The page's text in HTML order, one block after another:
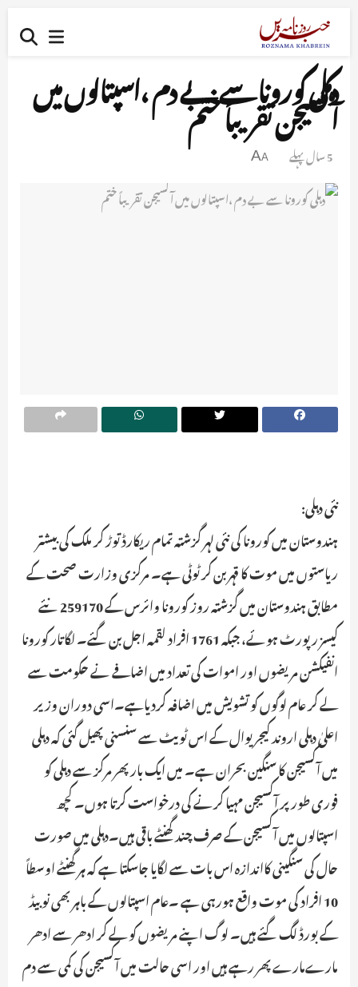
دہلی کورونا سے بے دم ،اسپتالوں میں
آکسیجن تقریباً ختم
5 سال پہلے A
A
نئی دہلی:
ہندوستان میں کورونا کی نئی لہر گزشتہ تمام ریکارڈ توڑ کر ملک کی بیشتر
ریاستوں میں موت کا قہر بن کر ٹوٹی ہے۔ مرکزی وزارت صحت کے
مطابق ہندوستان میں گزشتہ روز کورونا وائرس کے 259170 نئے
کیسز رپورٹ ہوئے، جبکہ 1761 افراد لقمہ اجل بن گئے۔ لگاتار کورونا
انفیکشن مریضوں اور اموات کی تعداد میں اضافے نے حکومت سے
لے کر عام لوگوں کو تشویش میں اضافہ کردیاہے۔اسی دوران وزیر
اعلیٰ دہلی اروند کیجریوال کے اس ٹویٹ سے سنسنی پھیل گئی کہ دہلی
میں آکسیجن کا سنگین بحران ہے۔ میں ایک بار پھر مرکز سے دہلی کو
فوری طور پر آکسیجن مہیا کرنے کی درخواست کرتا ہوں۔ کچھ
اسپتالوں میں آکسیجن کے صرف چند گھنٹے باقی ہیں۔دہلی میں صورت
حال کی سنگینی کااندازہ اس بات سے لگایا جاسکتا ہے کہ ہر گھنٹے اوسطاً
10 افراد کی موت واقع ہورہی ہے ۔عام اسپتالوں کے باہر بھی نو بیڈ
کے بورڈ لگ گئے ہیں۔ لوگ اپنے مریضوں کو لے کر ادھر سے ادھر
مارےمارے پھر رہے ہیں اور اسی حالت میں آکسیجن کی کمی سے دم